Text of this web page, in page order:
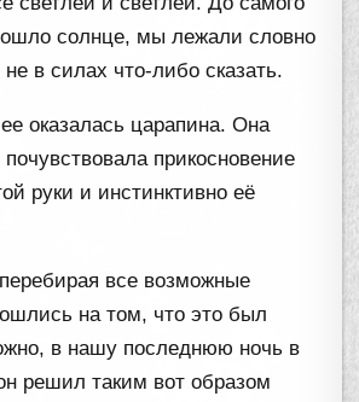
солнце, мы лежали словно
в силах что-либо сказать.
оказалась царапина. Она
почувствовала прикосновение
руки и инстинктивно её
все возможные
на том, что это был
в нашу последнюю ночь в
решил таким вот образом